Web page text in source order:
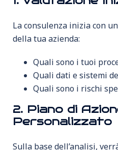
La consulenza inizia con
della tua azienda:
Quali sono i tuoi
Quali dati e sistemi
Quali sono i rischi
2. Piano di
Personalizzato
Sulla base dell’analisi,